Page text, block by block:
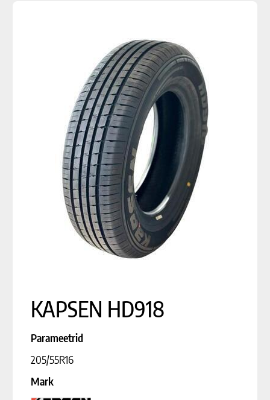
KAPSEN HD918
Parameetrid
205/55R16
Mark